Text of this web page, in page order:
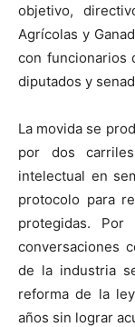
objetivo,
Agrícolas y
con funcionarios
diputados y
La movida se
por dos
intelectual en
protocolo para
protegidas.
conversaciones
de la industria
reforma de la
años sin lograr